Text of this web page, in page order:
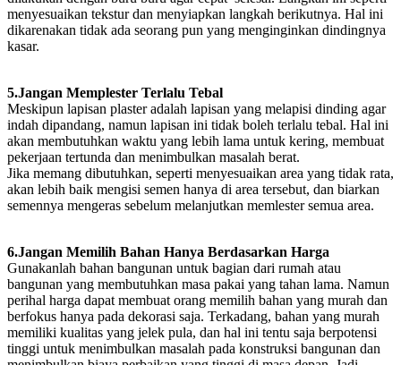
menyesuaikan tekstur dan menyiapkan langkah berikutnya. Hal ini
dikarenakan tidak ada seorang pun yang menginginkan dindingnya
kasar.
5.Jangan Memplester Terlalu Tebal
Meskipun lapisan plaster adalah lapisan yang melapisi dinding agar
indah dipandang, namun lapisan ini tidak boleh terlalu tebal. Hal ini
akan membutuhkan waktu yang lebih lama untuk kering, membuat
pekerjaan tertunda dan menimbulkan masalah berat.
Jika memang dibutuhkan, seperti menyesuaikan area yang tidak rata,
akan lebih baik mengisi semen hanya di area tersebut, dan biarkan
semennya mengeras sebelum melanjutkan memlester semua area.
6.Jangan Memilih Bahan Hanya Berdasarkan Harga
Gunakanlah bahan bangunan untuk bagian dari rumah atau
bangunan yang membutuhkan masa pakai yang tahan lama. Namun
perihal harga dapat membuat orang memilih bahan yang murah dan
berfokus hanya pada dekorasi saja. Terkadang, bahan yang murah
memiliki kualitas yang jelek pula, dan hal ini tentu saja berpotensi
tinggi untuk menimbulkan masalah pada konstruksi bangunan dan